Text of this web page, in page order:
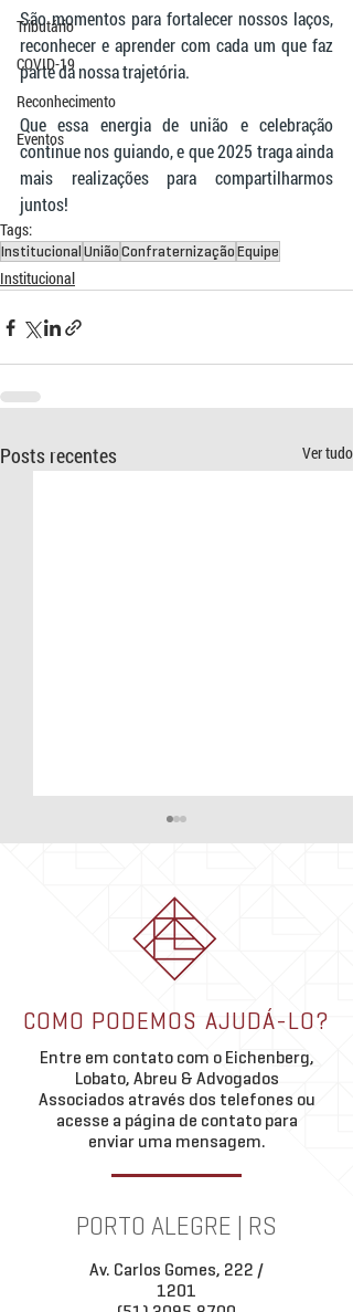
Tributário
COVID-19
Reconhecimento
Eventos
São momentos para fortalecer nossos laços,
reconhecer e aprender com cada um que faz
parte da nossa trajetória.
Que essa energia de união e celebração
continue nos guiando, e que 2025 traga ainda
mais realizações para compartilharmos
juntos!
Tags:
InstitucionalUniãoConfraternizaçãoEquipe
Institucional
Posts recentes Ver tudo
Estudos Porto Alegre e São
PORTO ALEGRE | RS
Av. Carlos Gomes, 222 /
1201
COMO PODEMOS AJUDÁ-LO?
Entre em contato com o Eichenberg,
Lobato, Abreu & Advogados
Associados através dos telefones ou
acesse a página de contato para
enviar uma mensagem.